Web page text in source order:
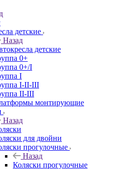
детские
Назад
детские
0+
0+/I
I
I-II-III
II-III
монтирующие
Назад
для двойни
прогулочные
Назад
Коляски прогулочные